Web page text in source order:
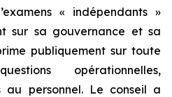
« indépendants »
sur sa gouvernance et sa
publiquement sur toute
opérationnelles,
au personnel. Le conseil a